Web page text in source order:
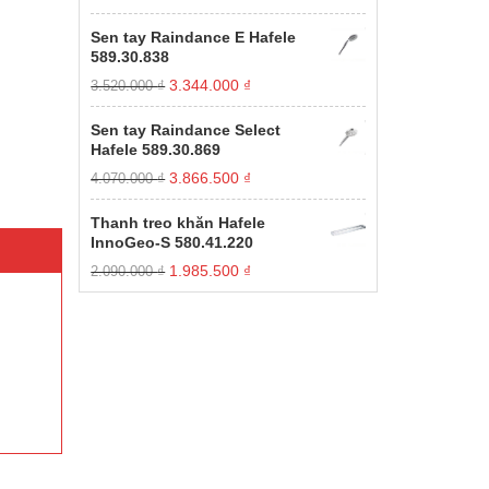
xếp
hạng
1.00
5
gốc
là:
hiện
tại
Sen tay Raindance E Hafele
589.30.838
3.520.000₫ Giá
gốc
là:
3.520.000 ₫.
3.344.000 ₫
hiện
tại
Sen tay Raindance Select
Hafele 589.30.869
4.070.000₫ Giá
gốc
là:
4.070.000 ₫.
3.866.500 ₫
hiện
tại
là:
Thanh treo khăn Hafele
InnoGeo-S 580.41.220
2.090.000₫ Giá
gốc
1.985.500 ₫
hiện